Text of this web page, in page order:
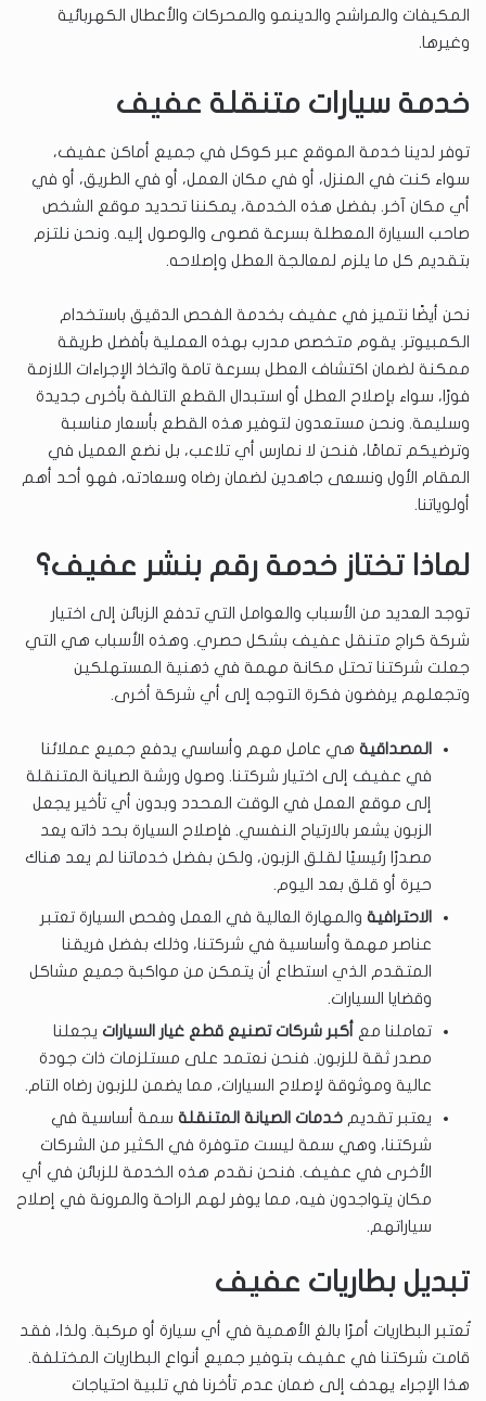
المكيفات والمراشح والدينمو والمحركات والأعطال الكهربائية
وغيرها.
خدمة سيارات متنقلة عفيف
توفر لدينا خدمة الموقع عبر كوكل في جميع أماكن عفيف،
سواء كنت في المنزل، أو في مكان العمل، أو في الطريق، أو في
أي مكان آخر. بفضل هذه الخدمة، يمكننا تحديد موقع الشخص
صاحب السيارة المعطلة بسرعة قصوى والوصول إليه. ونحن نلتزم
بتقديم كل ما يلزم لمعالجة العطل وإصلاحه.
نحن أيضًا نتميز في عفيف بخدمة الفحص الدقيق باستخدام
الكمبيوتر. يقوم متخصص مدرب بهذه العملية بأفضل طريقة
ممكنة لضمان اكتشاف العطل بسرعة تامة واتخاذ الإجراءات اللازمة
فورًا، سواء بإصلاح العطل أو استبدال القطع التالفة بأخرى جديدة
وسليمة. ونحن مستعدون لتوفير هذه القطع بأسعار مناسبة
وترضيكم تمامًا، فنحن لا نمارس أي تلاعب، بل نضع العميل في
المقام الأول ونسعى جاهدين لضمان رضاه وسعادته، فهو أحد أهم
أولوياتنا.
لماذا تختاز خدمة رقم بنشر عفيف؟
توجد العديد من الأسباب والعوامل التي تدفع الزبائن إلى اختيار
شركة كراج متنقل عفيف بشكل حصري. وهذه الأسباب هي التي
جعلت شركتنا تحتل مكانة مهمة في ذهنية المستهلكين
وتجعلهم يرفضون فكرة التوجه إلى أي شركة أخرى.
المصداقية هي عامل مهم وأساسي يدفع جميع عملائنا
في عفيف إلى اختيار شركتنا. وصول ورشة الصيانة المتنقلة
إلى موقع العمل في الوقت المحدد وبدون أي تأخير يجعل
الزبون يشعر بالارتياح النفسي. فإصلاح السيارة بحد ذاته يعد
مصدرًا رئيسيًا لقلق الزبون، ولكن بفضل خدماتنا لم يعد هناك
حيرة أو قلق بعد اليوم.
الاحترافية والمهارة العالية في العمل وفحص السيارة تعتبر
عناصر مهمة وأساسية في شركتنا، وذلك بفضل فريقنا
المتقدم الذي استطاع أن يتمكن من مواكبة جميع مشاكل
وقضايا السيارات.
تعاملنا مع أكبر شركات تصنيع قطع غيار السيارات يجعلنا
مصدر ثقة للزبون. فنحن نعتمد على مستلزمات ذات جودة
عالية وموثوقة لإصلاح السيارات، مما يضمن للزبون رضاه التام.
يعتبر تقديم خدمات الصيانة المتنقلة سمة أساسية في
شركتنا، وهي سمة ليست متوفرة في الكثير من الشركات
الأخرى في عفيف. فنحن نقدم هذه الخدمة للزبائن في أي
مكان يتواجدون فيه، مما يوفر لهم الراحة والمرونة في إصلاح
سياراتهم.
تبديل بطاريات عفيف
تُعتبر البطاريات أمرًا بالغ الأهمية في أي سيارة أو مركبة. ولذا، فقد
قامت شركتنا في عفيف بتوفير جميع أنواع البطاريات المختلفة.
هذا الإجراء يهدف إلى ضمان عدم تأخرنا في تلبية احتياجات